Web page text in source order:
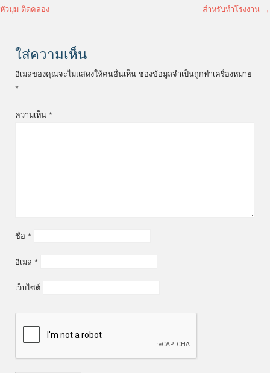
หัวมุม ติดคลอง
สำหรับทำโรงงาน →
ใส่ความเห็น
อีเมลของคุณจะไม่แสดงให้คนอื่นเห็น ช่องข้อมูลจำเป็นถูกทำเครื่องหมาย
*
ความเห็น *
ชื่อ *
อีเมล *
เว็บไซต์